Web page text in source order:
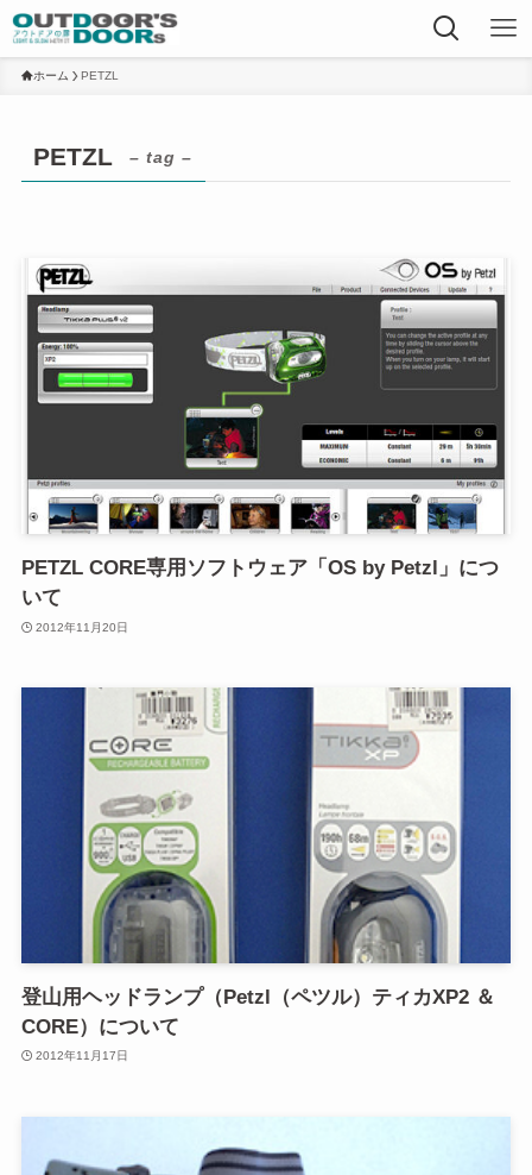
ホーム PETZL
PETZL – tag –
PETZL CORE専用ソフトウェア「OS by Petzl」につ
いて
2012年11月20日
登山用ヘッドランプ（Petzl（ペツル）ティカXP2 ＆
CORE）について
2012年11月17日